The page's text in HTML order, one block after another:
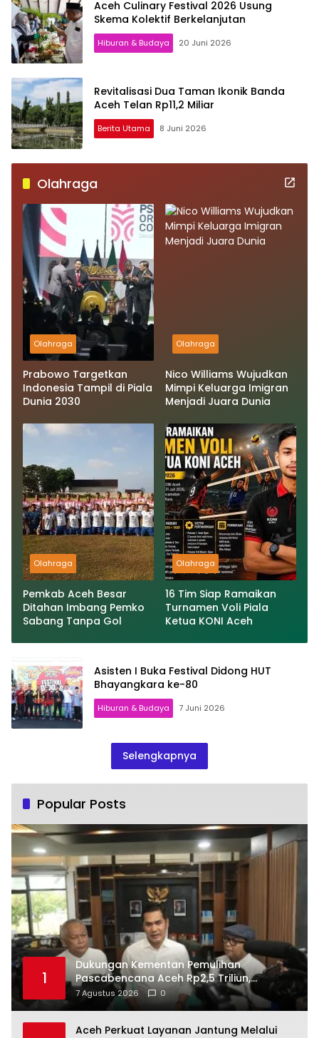
Aceh Culinary Festival 2026 Usung
Skema Kolektif Berkelanjutan
Hiburan & Budaya 20 Juni 2026
Revitalisasi Dua Taman Ikonik Banda
Aceh Telan Rp11,2 Miliar
Berita Utama 8 Juni 2026
Olahraga
Olahraga
Prabowo Targetkan
Indonesia Tampil di Piala
Dunia 2030
Olahraga
Nico Williams Wujudkan
Mimpi Keluarga Imigran
Menjadi Juara Dunia
Olahraga
Pemkab Aceh Besar
Ditahan Imbang Pemko
Sabang Tanpa Gol
Olahraga
16 Tim Siap Ramaikan
Turnamen Voli Piala
Ketua KONI Aceh
Asisten I Buka Festival Didong HUT
Bhayangkara ke-80
Hiburan & Budaya 7 Juni 2026
Selengkapnya
Popular Posts
1
Dukungan Kementan Pemulihan
Pascabencana Aceh Rp2,5 Triliun,
Pemprov Kelola Rp9,7 Miliar
7 Agustus 2026 0
Aceh Perkuat Layanan Jantung Melalui